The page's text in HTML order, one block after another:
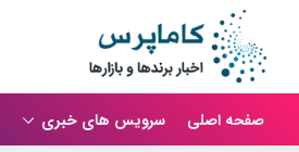
صفحه اصلی سرویس های خبری